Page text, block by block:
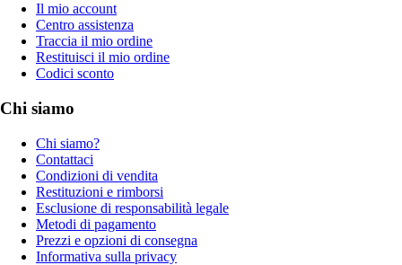
Il mio account
Centro assistenza
Traccia il mio ordine
Restituisci il mio ordine
Codici sconto
Chi siamo
Chi siamo?
Contattaci
Condizioni di vendita
Restituzioni e rimborsi
Esclusione di responsabilità legale
Metodi di pagamento
Prezzi e opzioni di consegna
Informativa sulla privacy